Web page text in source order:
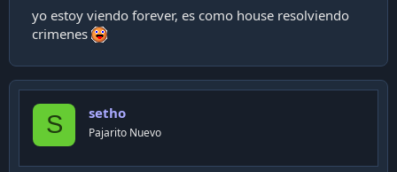
viven conectados contando su vida a sus amigos virtuales.
Enviado desde mi Moto [XXX ] con KK
yo estoy viendo forever, es como house resolviendo
crimenes
S setho
Pajarito Nuevo